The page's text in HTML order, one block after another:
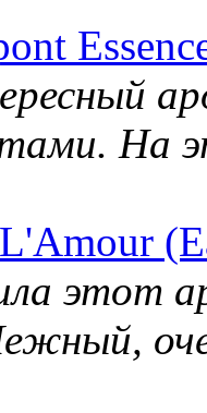
На
этот